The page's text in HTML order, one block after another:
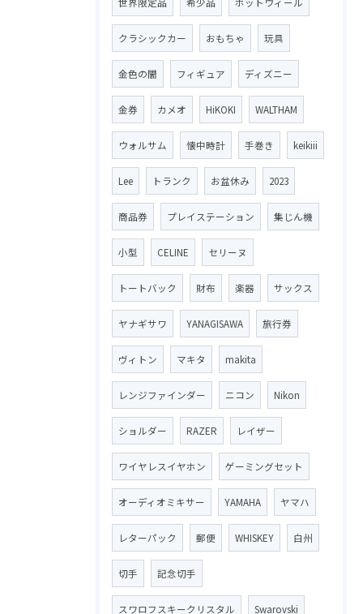
世界限定品 希少品 ホットウィール
クラシックカー おもちゃ 玩具
金色の闇 フィギュア ディズニー
金券 カメオ HiKOKI WALTHAM
ウォルサム 懐中時計 手巻き keikiii
Lee トランク お盆休み 2023
商品券 プレイステーション 集じん機
小型 CELINE セリーヌ
トートバック 財布 楽器 サックス
ヤナギサワ YANAGISAWA 旅行券
ヴィトン マキタ makita
レンジファインダー ニコン Nikon
ショルダー RAZER レイザー
ワイヤレスイヤホン ゲーミングセット
オーディオミキサー YAMAHA ヤマハ
レターパック 郵便 WHISKEY 白州
切手 記念切手
スワロフスキークリスタル Swarovski